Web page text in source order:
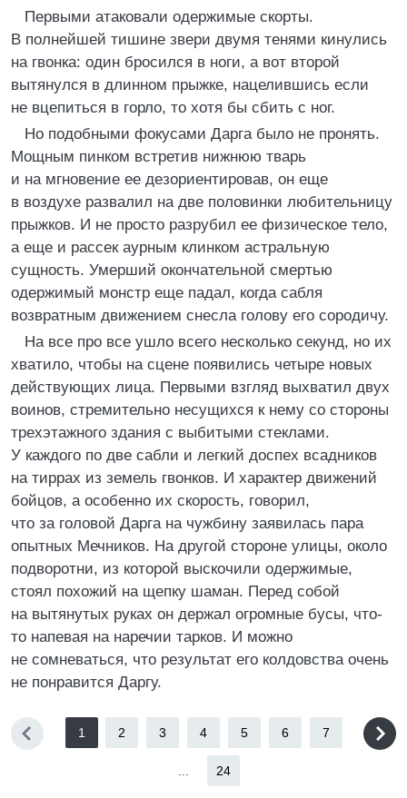
Первыми атаковали одержимые скорты.
В полнейшей тишине звери двумя тенями кинулись
на гвонка: один бросился в ноги, а вот второй
вытянулся в длинном прыжке, нацелившись если
не вцепиться в горло, то хотя бы сбить с ног.
Но подобными фокусами Дарга было не пронять.
Мощным пинком встретив нижнюю тварь
и на мгновение ее дезориентировав, он еще
в воздухе развалил на две половинки любительницу
прыжков. И не просто разрубил ее физическое тело,
а еще и рассек аурным клинком астральную
сущность. Умерший окончательной смертью
одержимый монстр еще падал, когда сабля
возвратным движением снесла голову его сородичу.
На все про все ушло всего несколько секунд, но их
хватило, чтобы на сцене появились четыре новых
действующих лица. Первыми взгляд выхватил двух
воинов, стремительно несущихся к нему со стороны
трехэтажного здания с выбитыми стеклами.
У каждого по две сабли и легкий доспех всадников
на тиррах из земель гвонков. И характер движений
бойцов, а особенно их скорость, говорил,
что за головой Дарга на чужбину заявилась пара
опытных Мечников. На другой стороне улицы, около
подворотни, из которой выскочили одержимые,
стоял похожий на щепку шаман. Перед собой
на вытянутых руках он держал огромные бусы, что-
то напевая на наречии тарков. И можно
не сомневаться, что результат его колдовства очень
не понравится Даргу.
1 2 3 4 5 6 7
24